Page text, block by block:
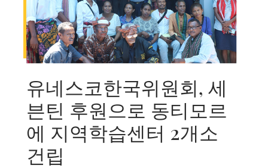
유네스코한국위원회, 세
븐틴 후원으로 동티모르
에 지역학습센터 2개소
건립